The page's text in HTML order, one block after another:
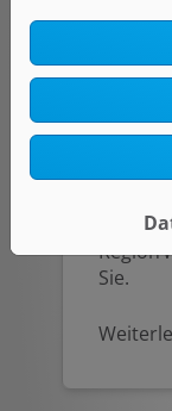
Mit
Sie
durch
Region
Sie.